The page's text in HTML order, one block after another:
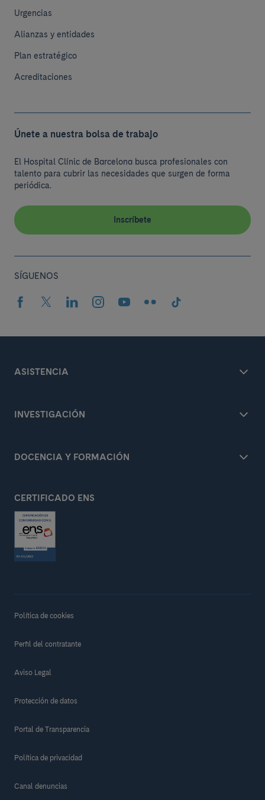
Urgencias
Alianzas y entidades
Plan estratégico
Acreditaciones
Únete a nuestra bolsa de trabajo
El Hospital Clínic de Barcelona busca profesionales con
talento para cubrir las necesidades que surgen de forma
periódica.
Inscríbete
SÍGUENOS
ASISTENCIA
INVESTIGACIÓN
DOCENCIA Y FORMACIÓN
CERTIFICADO ENS
Política de cookies
Perfil del contratante
Aviso Legal
Protección de datos
Portal de Transparencia
Política de privacidad
Canal denuncias